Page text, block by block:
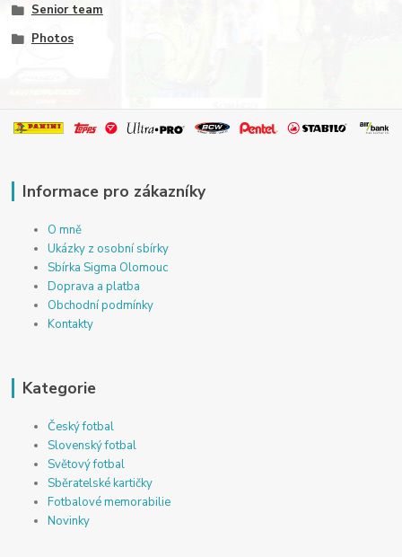
Senior team
Photos
Informace pro zákazníky
O mně
Ukázky z osobní sbírky
Sbírka Sigma Olomouc
Doprava a platba
Obchodní podmínky
Kontakty
Kategorie
Český fotbal
Slovenský fotbal
Světový fotbal
Sběratelské kartičky
Fotbalové memorabilie
Novinky